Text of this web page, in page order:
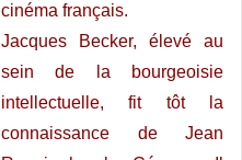
cinéma français.
Jacques Becker, élevé au
sein de la bourgeoisie
intellectuelle, fit tôt la
connaissance de Jean